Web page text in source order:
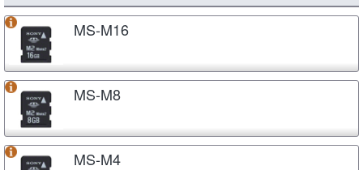
MS-M16
MS-M8
MS-M4